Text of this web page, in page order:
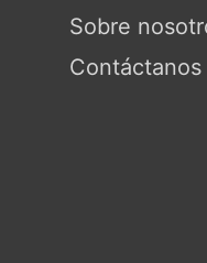
Sobre
Contáctanos